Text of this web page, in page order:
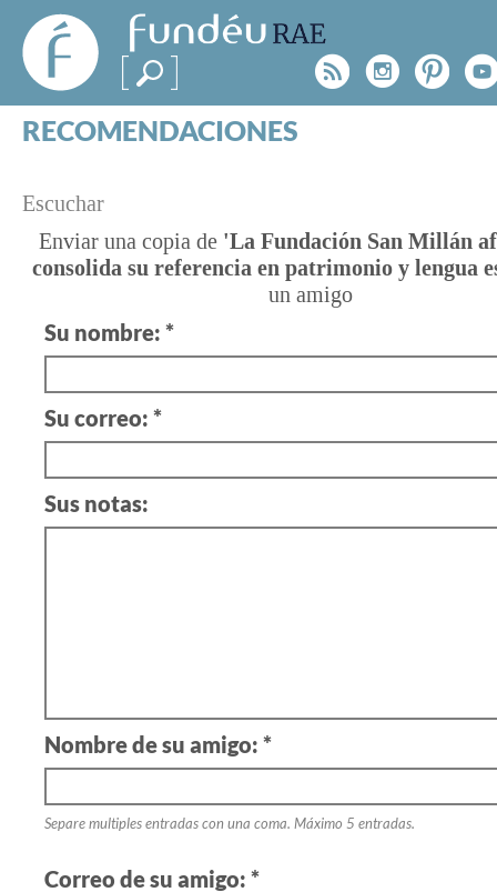
FundéuRAE
- Fundación
del Español
Urgente
Rss
RECOMENDACIONES
ESPECIALES
BLOG
NOTICIAS
SOBRE LA FUNDÉURAE
y la Real Academia Española, cuyo objetivo es
el buen uso del español en los medios de
¿TIENES
UNA
DUDA?
Consúltanos
Escuchar
Enviar una copia de 'La Fundación San Millán
consolida su referencia en patrimonio y lengua
un amigo
Su nombre: *
Su correo: *
Sus notas:
Nombre de su amigo: *
Separe multiples entradas con una coma. Máximo 5 entradas.
Correo de su amigo: *